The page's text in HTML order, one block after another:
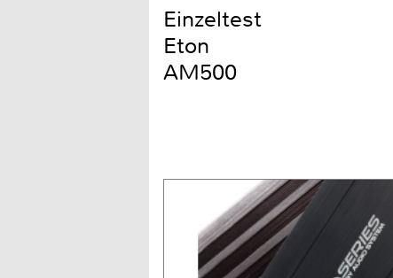
Einzeltest
Eton
AM500